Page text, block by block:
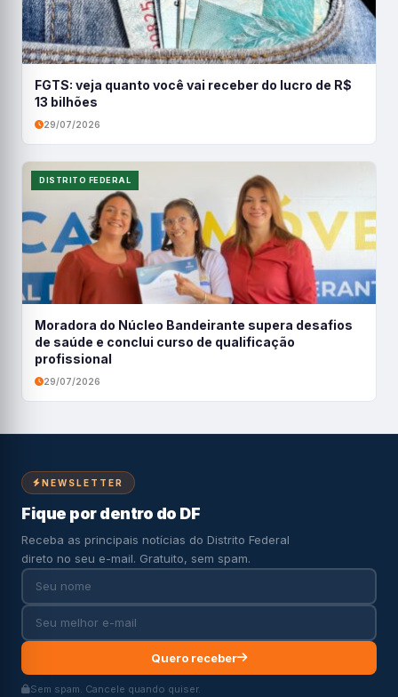
FGTS: veja quanto você vai receber do lucro de R$
13 bilhões
29/07/2026
DISTRITO FEDERAL
Moradora do Núcleo Bandeirante supera desafios
de saúde e conclui curso de qualificação
profissional
29/07/2026
NEWSLETTER
Fique por dentro do DF
Receba as principais notícias do Distrito Federal
direto no seu e-mail. Gratuito, sem spam.
Quero receber
Sem spam. Cancele quando quiser.